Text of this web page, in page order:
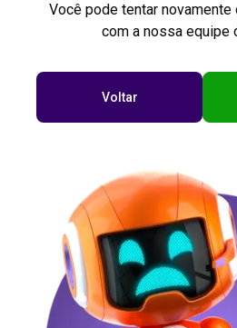
Você pode tentar novamente
com a nossa equipe
Voltar